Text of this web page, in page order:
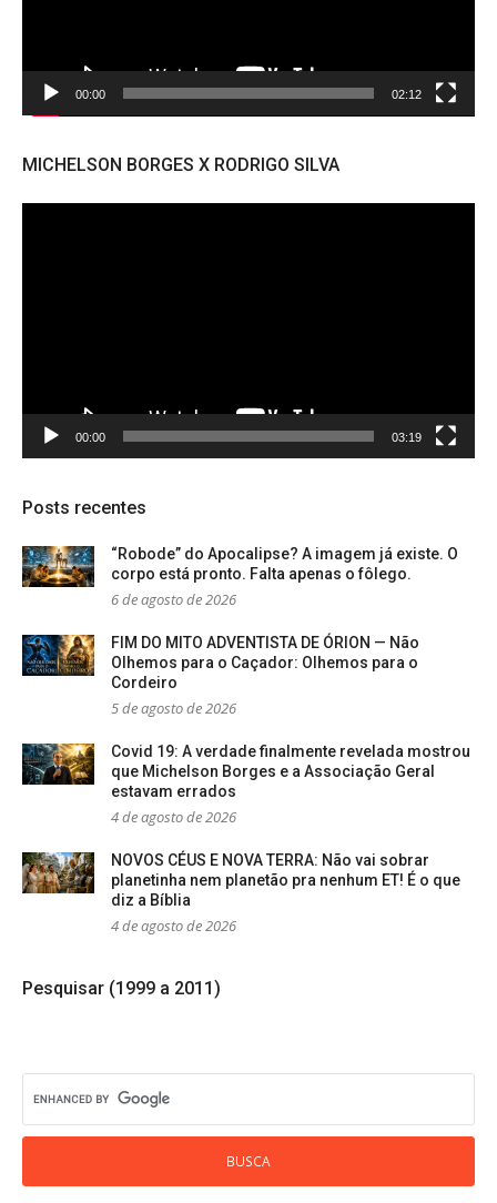
00:00 02:12
MICHELSON BORGES X RODRIGO SILVA
00:00 03:19
Posts recentes
“Robode” do Apocalipse? A imagem já existe. O
corpo está pronto. Falta apenas o fôlego.
6 de agosto de 2026
FIM DO MITO ADVENTISTA DE ÓRION — Não
Olhemos para o Caçador: Olhemos para o
Cordeiro
5 de agosto de 2026
Covid 19: A verdade finalmente revelada mostrou
que Michelson Borges e a Associação Geral
estavam errados
4 de agosto de 2026
NOVOS CÉUS E NOVA TERRA: Não vai sobrar
planetinha nem planetão pra nenhum ET! É o que
diz a Bíblia
4 de agosto de 2026
Pesquisar (1999 a 2011)